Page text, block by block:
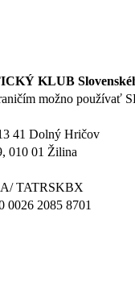
KLUB
možno používať
41 Dolný Hričov
010 01 Žilina
TATRSKBX
0026 2085 8­701